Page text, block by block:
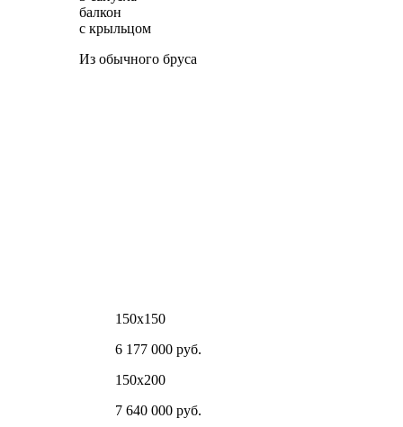
балкон
с крыльцом
Из обычного бруса
150х150
6 177 000 руб.
150х200
7 640 000 руб.